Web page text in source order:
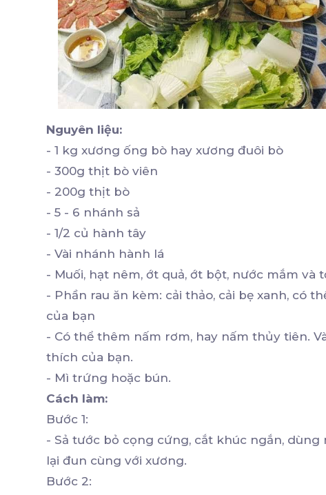
Nguyên liệu:
- 1 kg xương ống bò hay xương đuôi bò
- 300g thịt bò viên
- 200g thịt bò
- 5 - 6 nhánh sả
- 1/2 củ hành tây
- Vài nhánh hành lá
- Muối, hạt nêm, ớt quả, ớt bột, nước mắm và
- Phần rau ăn kèm: cải thảo, cải bẹ xanh, có
của bạn
- Có thể thêm nấm rơm, hay nấm thủy tiên.
thích của bạn.
- Mì trứng hoặc bún.
Cách làm:
Bước 1:
- Sả tước bỏ cọng cứng, cắt khúc ngắn,
lại đun cùng với xương.
Bước 2: